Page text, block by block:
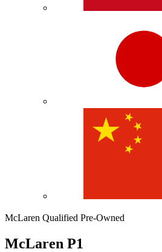
McLaren Qualified Pre-Owned
McLaren P1